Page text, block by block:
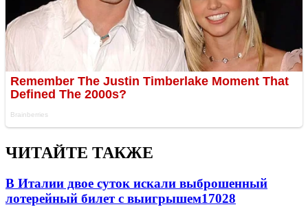
ЧИТАЙТЕ ТАКЖЕ
В Италии двое суток искали выброшенный
лотерейный билет с выигрышем17028